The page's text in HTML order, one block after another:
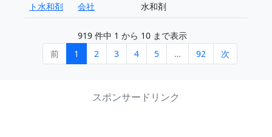
ト水和剤
会社
水和剤
919 件中 1 から 10 まで表示
前
1 2 3 4 5 … 92 次
スポンサードリンク